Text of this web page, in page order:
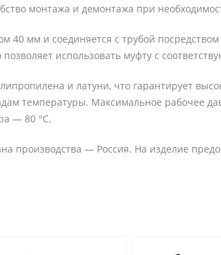
монтажа и демонтажа при
40 мм и соединяется с трубой посредством
использовать муфту с
и латуни, что гарантирует
температуры. Максимальное рабочее
— 80 °C.
производства — Россия. На изделие